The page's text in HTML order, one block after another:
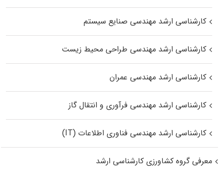
کارشناسی ارشد مهندسی صنایع سیستم
کارشناسی ارشد مهندسی طراحی محیط زیست
کارشناسی ارشد مهندسی عمران
کارشناسی ارشد مهندسی فرآوری و انتقال گاز
کارشناسی ارشد مهندسی فناوری اطلاعات (IT)
معرفی گروه کشاورزی کارشناسی ارشد